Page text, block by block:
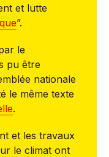
et lutte
”.
le
pu être
nationale
le même texte
.
et les travaux
le climat ont